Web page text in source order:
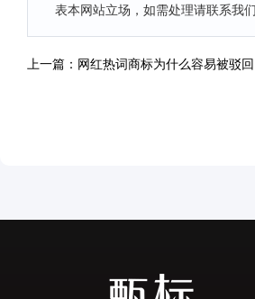
表本网站立场，如需处理请联系我
上一篇：网红热词商标为什么容易被驳回